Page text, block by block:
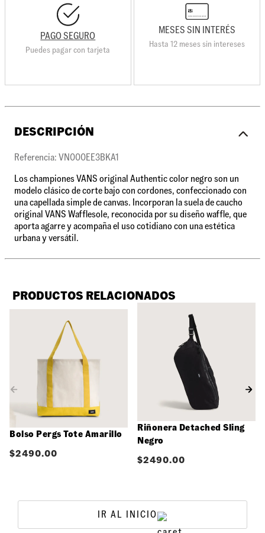
PAGO SEGURO
Puedes pagar con tarjeta
MESES SIN INTERÉS
Hasta 12 meses sin intereses
DESCRIPCIÓN
Referencia: VN000EE3BKA1
Los championes VANS original Authentic color negro son un
modelo clásico de corte bajo con cordones, confeccionado con
una capellada simple de canvas. Incorporan la suela de caucho
original VANS Wafflesole, reconocida por su diseño waffle, que
aporta agarre y acompaña el uso cotidiano con una estética
urbana y versátil.
PRODUCTOS RELACIONADOS
Bolso Pergs Tote Amarillo
$2490.00
Riñonera Detached Sling
Negro
$2490.00
IR AL INICIO